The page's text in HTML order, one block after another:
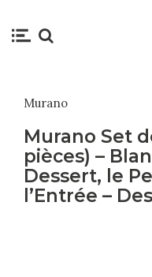
Murano
Murano Set
pièces) –
Dessert, le
l’Entrée –